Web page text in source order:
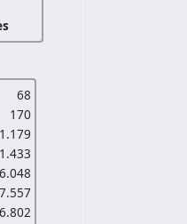
68
170
1.179
1.433
6.048